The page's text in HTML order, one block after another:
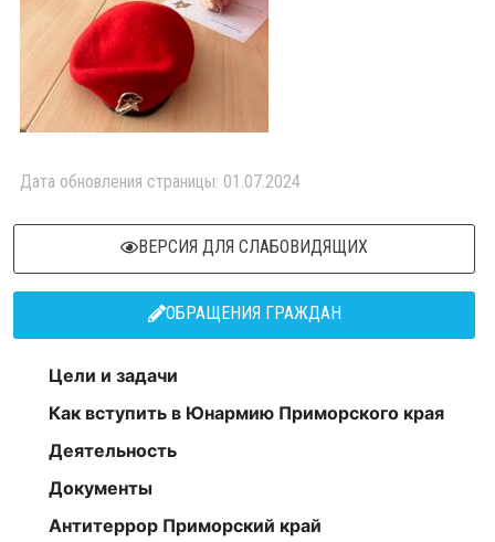
Дата обновления страницы: 01.07.2024
ВЕРСИЯ ДЛЯ СЛАБОВИДЯЩИХ
ОБРАЩЕНИЯ ГРАЖДАН
Цели и задачи
Как вступить в Юнармию Приморского края
Деятельность
Документы
Антитеррор Приморский край